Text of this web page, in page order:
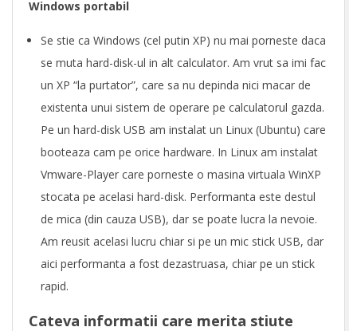
Windows portabil
Se stie ca Windows (cel putin XP) nu mai porneste daca
se muta hard-disk-ul in alt calculator. Am vrut sa imi fac
un XP “la purtator”, care sa nu depinda nici macar de
existenta unui sistem de operare pe calculatorul gazda.
Pe un hard-disk USB am instalat un Linux (Ubuntu) care
booteaza cam pe orice hardware. In Linux am instalat
Vmware-Player care porneste o masina virtuala WinXP
stocata pe acelasi hard-disk. Performanta este destul
de mica (din cauza USB), dar se poate lucra la nevoie.
Am reusit acelasi lucru chiar si pe un mic stick USB, dar
aici performanta a fost dezastruasa, chiar pe un stick
rapid.
Cateva informatii care merita stiute